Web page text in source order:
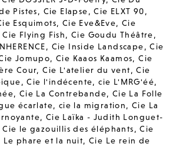
Pistes, Cie Elapse,Cie ELXT 90,
Esquimots, Cie Eve&Eve,Cie
Cie Flying Fish,Cie Goudu Théâtre,
, Cie Inside Landscape,Cie
Jomupo,Cie Kaaos Kaamos,Cie
Cour,Cie L'atelier du vent,Cie
,Cie l'indécente,cie L'MRG'éé,
, Cie La Contrebande, Cie La Folle
écarlate, cie la migration,Cie La
, Cie Laïka - Judith Longuet-
Cie le gazouillis des éléphants,Cie
Le phare et la nuit,Cie Le rein de